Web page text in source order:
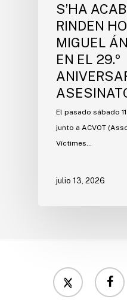
S’HA
RINDEN
MIGUEL
EN EL 29.º
El pasado sábado
junto a ACVOT
Víctimes…
julio 13, 2026
twitter facebook